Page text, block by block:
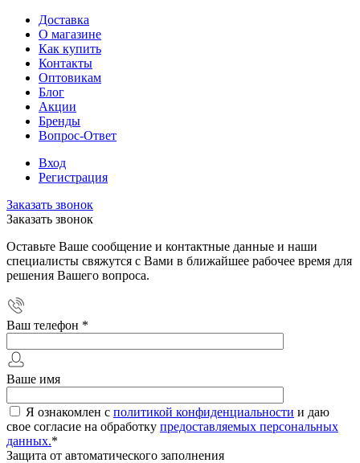
Доставка
О магазине
Как купить
Контакты
Оптовикам
Блог
Акции
Бренды
Вопрос-Ответ
Вход
Регистрация
Заказать звонок
Заказать звонок
Оставьте Ваше сообщение и контактные данные и наши
специалисты свяжутся с Вами в ближайшее рабочее время для
решения Вашего вопроса.
Ваш телефон *
Ваше имя
Я ознакомлен с политикой конфиденциальности и даю
свое согласие на обработку предоставляемых персональных
данных.*
Защита от автоматического заполнения